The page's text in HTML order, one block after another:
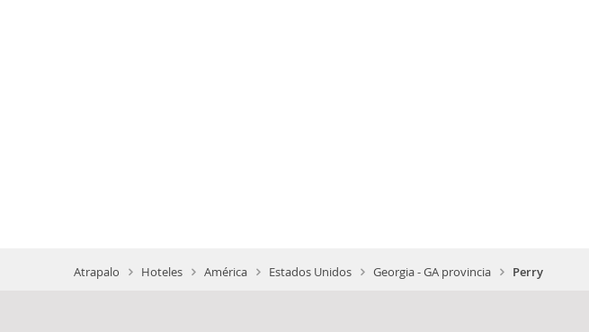
Atrapalo Hoteles América Estados Unidos Georgia - GA provincia Perry